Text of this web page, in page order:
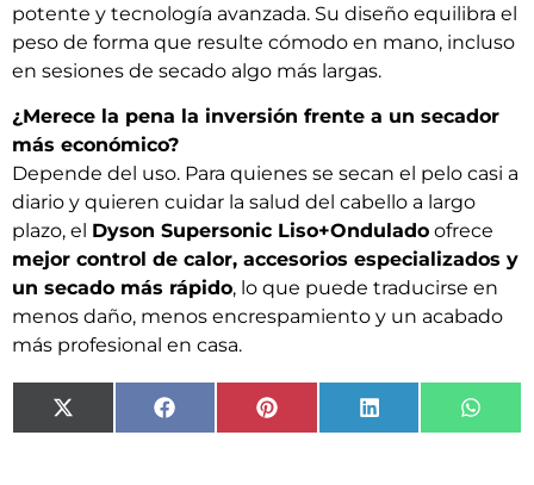
potente y tecnología avanzada. Su diseño equilibra el
peso de forma que resulte cómodo en mano, incluso
en sesiones de secado algo más largas.
¿Merece la pena la inversión frente a un secador
más económico?
Depende del uso. Para quienes se secan el pelo casi a
diario y quieren cuidar la salud del cabello a largo
plazo, el Dyson Supersonic Liso+Ondulado ofrece
mejor control de calor, accesorios especializados y
un secado más rápido, lo que puede traducirse en
menos daño, menos encrespamiento y un acabado
más profesional en casa.
X
(Twitter)
Facebook Pinterest LinkedIn